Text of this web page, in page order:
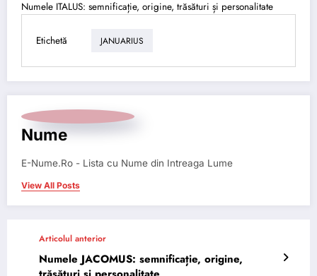
Numele ITALUS: semnificație, origine, trăsături și personalitate
Etichetă JANUARIUS
Nume
E-Nume.Ro - Lista cu Nume din Intreaga Lume
View All Posts
Articolul anterior
Numele JACOMUS: semnificație, origine,